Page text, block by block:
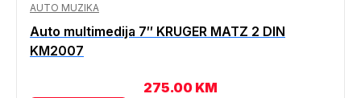
AUTO MUZIKA
Auto multimedija 7″ KRUGER MATZ 2 DIN
KM2007
275.00 KM